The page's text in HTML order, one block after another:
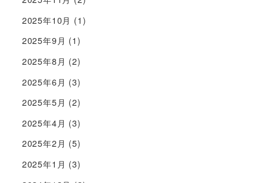
2025年10月 (1)
2025年9月 (1)
2025年8月 (2)
2025年6月 (3)
2025年5月 (2)
2025年4月 (3)
2025年2月 (5)
2025年1月 (3)